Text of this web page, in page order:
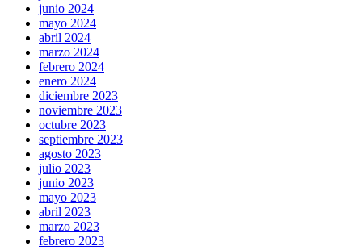
junio 2024
mayo 2024
abril 2024
marzo 2024
febrero 2024
enero 2024
diciembre 2023
noviembre 2023
octubre 2023
septiembre 2023
agosto 2023
julio 2023
junio 2023
mayo 2023
abril 2023
marzo 2023
febrero 2023